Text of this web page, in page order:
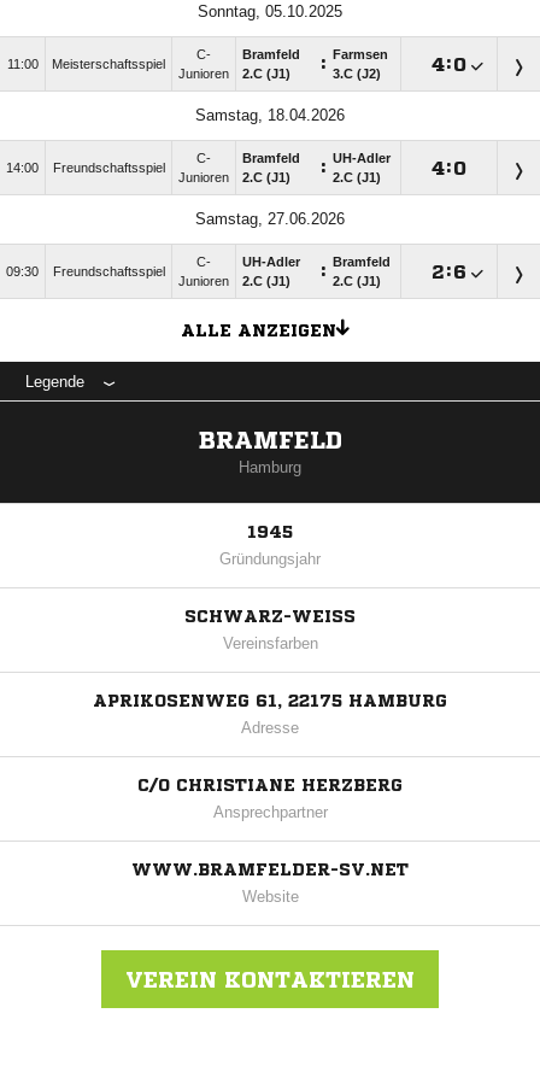
Sonntag, 05.10.2025
11:00 Meisterschaftsspiel
C-
Junioren
Bramfeld
2.C (J1)
:
Farmsen
3.C (J2)
:
Samstag, 18.04.2026
14:00 Freundschaftsspiel
C-
Junioren
Bramfeld
2.C (J1)
: UH-Adler
2.C (J1)
:
Samstag, 27.06.2026
09:30 Freundschaftsspiel
C-
Junioren
UH-Adler
2.C (J1)
:
Bramfeld
2.C (J1)
:
ALLE ANZEIGEN
Legende
BRAMFELD
Hamburg
1945
Gründungsjahr
SCHWARZ-WEISS
Vereinsfarben
APRIKOSENWEG 61, 22175 HAMBURG
Adresse
C/O CHRISTIANE HERZBERG
Ansprechpartner
WWW.BRAMFELDER-SV.NET
Website
VEREIN KONTAKTIEREN